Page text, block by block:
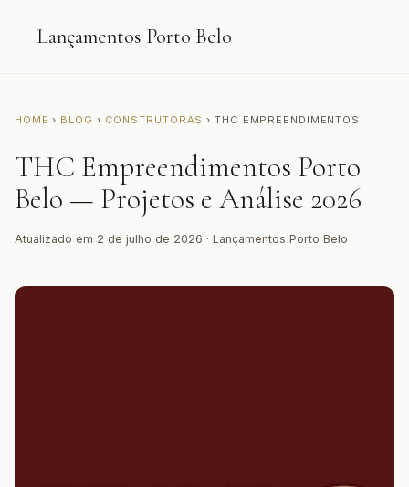
Lançamentos Porto Belo
HOME › BLOG › CONSTRUTORAS › THC EMPREENDIMENTOS
THC Empreendimentos Porto
Belo — Projetos e Análise 2026
Atualizado em 2 de julho de 2026 · Lançamentos Porto Belo